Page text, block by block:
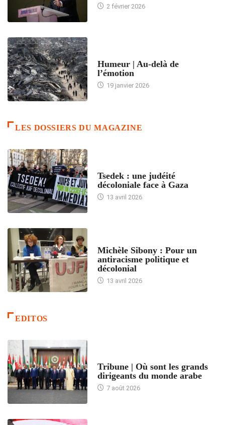
2 février 2026
Humeur | Au-delà de
l’émotion
19 janvier 2026
LES DOSSIERS DU MAGAZINE
Tsedek : une judéité
décoloniale face à Gaza
13 avril 2026
Michèle Sibony : Pour un
antiracisme politique et
décolonial
13 avril 2026
EDITOS
Tribune | Où sont les grands
dirigeants du monde arabe
7 août 2026